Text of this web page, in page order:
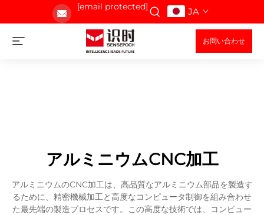
[email protected] JA
お問い合わせ
アルミニウムCNC加工
アルミニウムのCNC加工は、高品質なアルミニウム部品を製造す
るために、精密機械加工と高度なコンピュータ制御を組み合わせ
た最先端の製造プロセスです。この高度な技術では、コンピュー